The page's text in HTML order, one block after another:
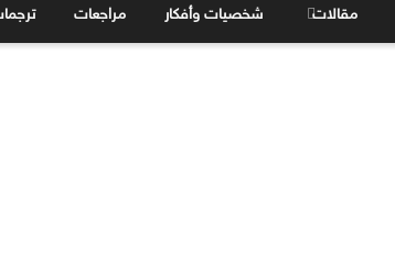
مقالات شخصيات وأفكار مراجعات